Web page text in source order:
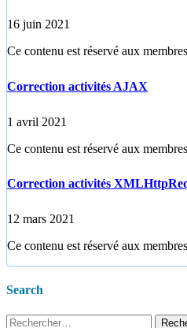
16 juin 2021
Ce contenu est réservé aux
Correction activités AJAX
1 avril 2021
Ce contenu est réservé aux
Correction activités
12 mars 2021
Ce contenu est réservé aux
Search
Rechercher :